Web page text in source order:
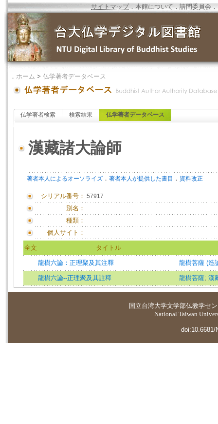
サイトマップ．本館について ．諮問委員会 ．
． ホーム > 仏学著者データベース
仏学著者検索 検索結果 仏学著者データベース
漢藏諸大論師
著者本人によるオーソライズ ． 著者本人が提供した書目 ． 資料改正
シリアル番号： 57917
別名：
種類：
個人サイト：
全文 タイトル
龍樹六論：正理聚及其注釋 龍樹菩薩 (造
龍樹六論--正理聚及其註釋 龍樹菩薩; 漢
国立台湾大学文学部仏教学セ
National Taiwan
doi:10.6681/